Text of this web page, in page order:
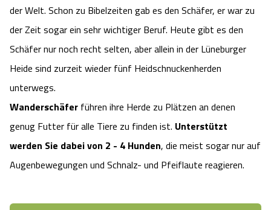
der Welt. Schon zu Bibelzeiten gab es den Schäfer, er war zu
der Zeit sogar ein sehr wichtiger Beruf. Heute gibt es den
Schäfer nur noch recht selten, aber allein in der Lüneburger
Heide sind zurzeit wieder fünf Heidschnuckenherden
unterwegs.
Wanderschäfer führen ihre Herde zu Plätzen an denen
genug Futter für alle Tiere zu finden ist. Unterstützt
werden Sie dabei von 2 - 4 Hunden, die meist sogar nur auf
Augenbewegungen und Schnalz- und Pfeiflaute reagieren.